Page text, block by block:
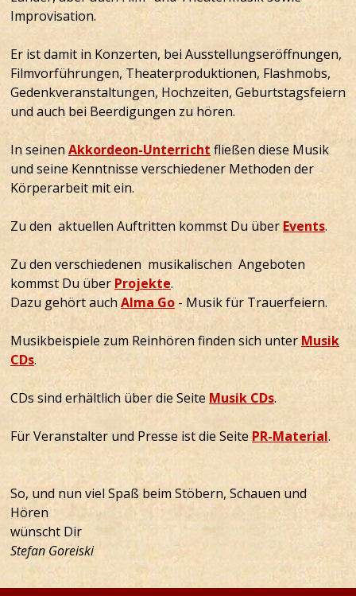
Improvisation.
Er ist damit in Konzerten, bei Ausstellungseröffnungen,
Filmvorführungen, Theaterproduktionen, Flashmobs,
Gedenkveranstaltungen, Hochzeiten, Geburtstagsfeiern
und auch bei Beerdigungen zu hören.
In seinenAkkordeon-Unterricht fließen diese Musik
und seine Kenntnisse verschiedener Methoden der
Körperarbeit mit ein.
Zu den aktuellen Auftritten kommst Du über Events.
Zu den verschiedenen musikalischen Angeboten
kommst Du über Projekte.
Dazu gehört auchAlma Go- Musik für Trauerfeiern.
Musikbeispiele zum Reinhören finden sich unter Musik
CDs.
CDs sind erhältlich über die Seite Musik CDs.
Für Veranstalter und Presse ist die Seite PR-Material.
So, und nun viel Spaß beim Stöbern, Schauen und
Hören
wünscht Dir
Stefan Goreiski